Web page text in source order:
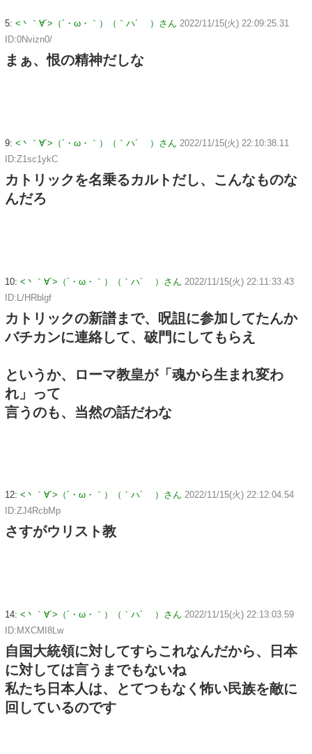
5: <丶｀∀´>（´・ω・｀）（｀ハ´ ）さん 2022/11/15(火) 22:09:25.31
ID:0Nvizn0/
まぁ、恨の精神だしな
9: <丶｀∀´>（´・ω・｀）（｀ハ´ ）さん 2022/11/15(火) 22:10:38.11
ID:Z1sc1ykC
カトリックを名乗るカルトだし、こんなものな
んだろ
10: <丶｀∀´>（´・ω・｀）（｀ハ´ ）さん 2022/11/15(火) 22:11:33.43
ID:L/HRblgf
カトリックの新譜まで、呪詛に参加してたんか
バチカンに連絡して、破門にしてもらえ
というか、ローマ教皇が「魂から生まれ変わ
れ」って
言うのも、当然の話だわな
12: <丶｀∀´>（´・ω・｀）（｀ハ´ ）さん 2022/11/15(火) 22:12:04.54
ID:ZJ4RcbMp
さすがウリスト教
14: <丶｀∀´>（´・ω・｀）（｀ハ´ ）さん 2022/11/15(火) 22:13:03.59
ID:MXCMI8Lw
自国大統領に対してすらこれなんだから、日本
に対しては言うまでもないね
私たち日本人は、とてつもなく怖い民族を敵に
回しているのです